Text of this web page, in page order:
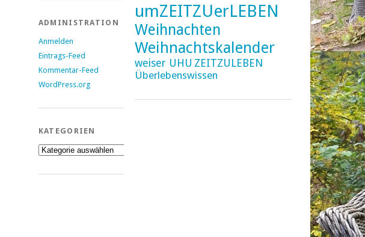
ADMINISTRATION
Anmelden
Eintrags-Feed
Kommentar-Feed
WordPress.org
KATEGORIEN
Kategorien
umZEITZUerLEBEN
Weihnachten
Weihnachtskalender
weiser UHU ZEITZULEBEN
Überlebenswissen